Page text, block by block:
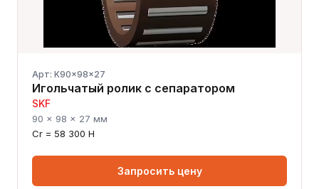
Арт: K90x98x27
Игольчатый ролик с сепаратором
SKF
90 × 98 × 27 мм
Cr = 58 300 Н
Запросить цену
Сергей — первый в отрасли ИИ-эксперт по
подшипникам
Онлайн · отвечает мгновенно